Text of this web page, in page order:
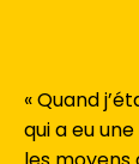
« Quand
qui a eu